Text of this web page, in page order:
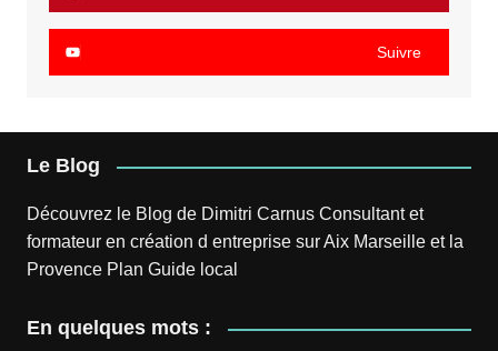
Suivre
Le Blog
Découvrez le Blog de Dimitri CarnusConsultant et
formateur en création d entreprise sur Aix Marseille et la
Provence Plan Guide local
En quelques mots :